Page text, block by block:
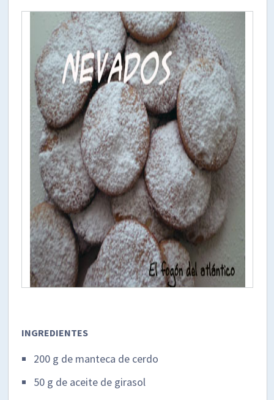
INGREDIENTES
200 g de manteca de cerdo
50 g de aceite de girasol